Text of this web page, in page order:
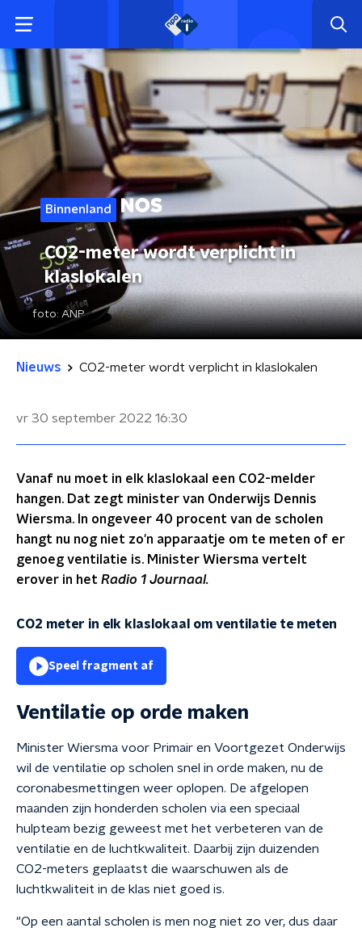
Binnenland
CO2-meter wordt verplicht in
klaslokalen
foto: ANP
Nieuws CO2-meter wordt verplicht in klaslokalen
vr 30 september 2022 16:30
Vanaf nu moet in elk klaslokaal een CO2-melder
hangen. Dat zegt minister van Onderwijs Dennis
Wiersma. In ongeveer 40 procent van de scholen
hangt nu nog niet zo'n apparaatje om te meten of er
genoeg ventilatie is. Minister Wiersma vertelt
erover in het Radio 1 Journaal.
CO2 meter in elk klaslokaal om ventilatie te meten
Speel fragment af
Ventilatie op orde maken
Minister Wiersma voor Primair en Voortgezet Onderwijs
wil de ventilatie op scholen snel in orde maken, nu de
coronabesmettingen weer oplopen. De afgelopen
maanden zijn honderden scholen via een speciaal
hulpteam bezig geweest met het verbeteren van de
ventilatie en de luchtkwaliteit. Daarbij zijn duizenden
CO2-meters geplaatst die waarschuwen als de
luchtkwaliteit in de klas niet goed is.
"Op een aantal scholen is men nog niet zo ver, dus daar